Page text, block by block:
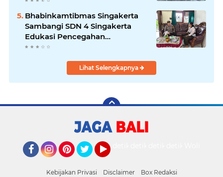
Bhabinkamtibmas Singakerta
Sambangi SDN 4 Singakerta
Edukasi Pencegahan
Penculikan Anak
Lihat Selengkapnya
Kebijakan Privasi Disclaimer Box Redaksi